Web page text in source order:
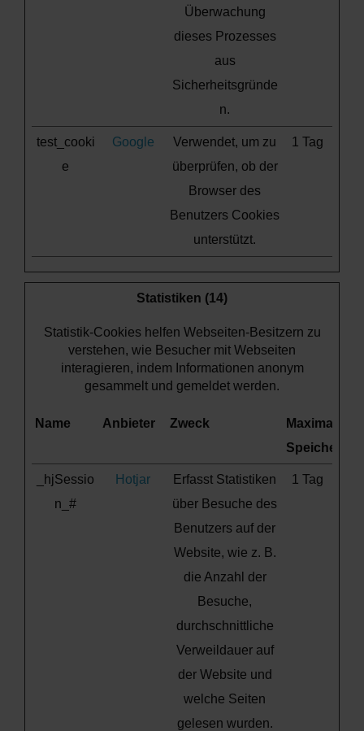
Überwachung
dieses Prozesses
aus
Sicherheitsgründe
n.
test_cooki
e
Google
Verwendet, um zu
überprüfen, ob der
Browser des
Benutzers Cookies
unterstützt.
1 Tag
Statistiken (14)
Statistik-Cookies helfen Webseiten-Besitzern zu
verstehen, wie Besucher mit Webseiten
interagieren, indem Informationen anonym
gesammelt und gemeldet werden.
Name Anbieter Zweck
Maximale
_hjSessio
n_#
Hotjar
Erfasst Statistiken
über Besuche des
Benutzers auf der
Website, wie z. B.
die Anzahl der
Besuche,
durchschnittliche
Verweildauer auf
der Website und
welche Seiten
gelesen wurden.
1 Tag